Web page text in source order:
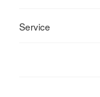
Service